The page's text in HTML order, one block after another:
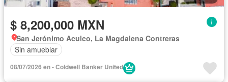
$ 8,200,000 MXN
San Jerónimo Aculco, La Magdalena Contreras
Sin amueblar
08/07/2026 en - Coldwell Banker United